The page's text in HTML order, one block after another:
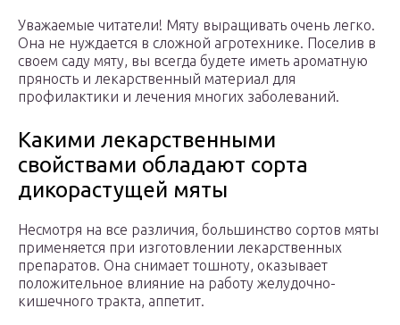
Уважаемые читатели! Мяту выращивать очень легко.
Она не нуждается в сложной агротехнике. Поселив в
своем саду мяту, вы всегда будете иметь ароматную
пряность и лекарственный материал для
профилактики и лечения многих заболеваний.
Какими лекарственными
свойствами обладают сорта
дикорастущей мяты
Несмотря на все различия, большинство сортов мяты
применяется при изготовлении лекарственных
препаратов. Она снимает тошноту, оказывает
положительное влияние на работу желудочно-
кишечного тракта, аппетит.